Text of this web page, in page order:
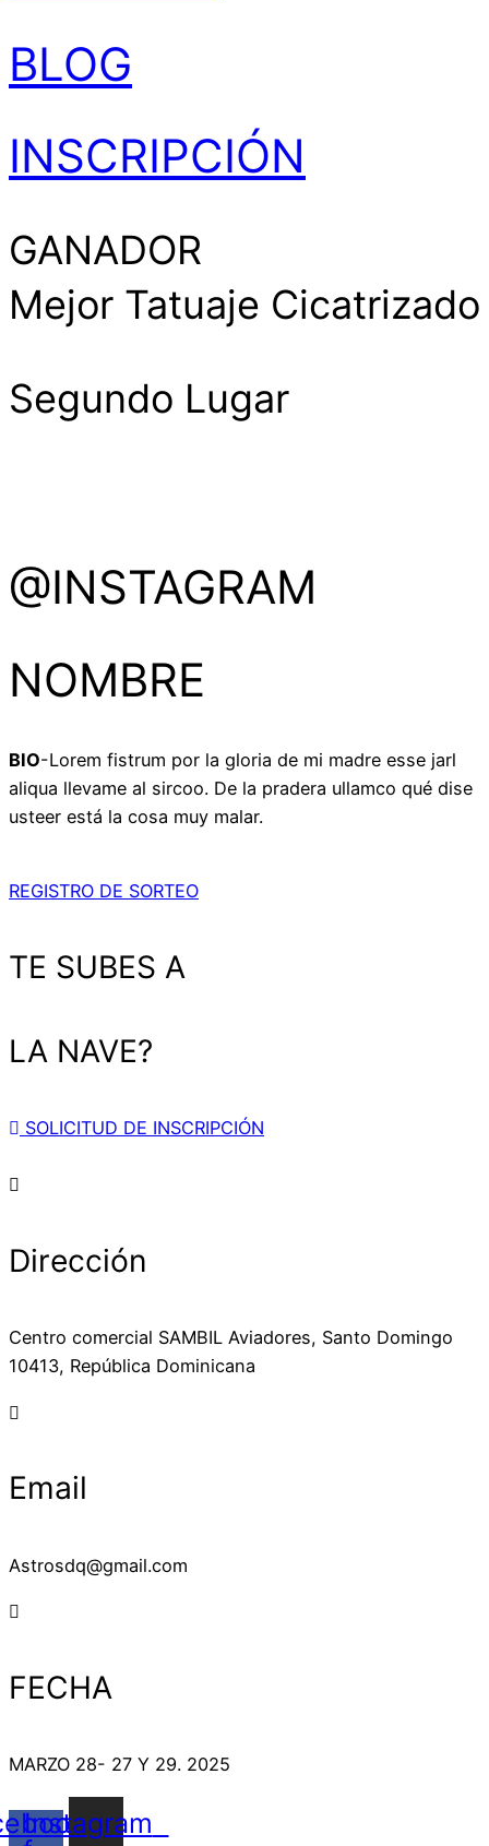
BLOG
INSCRIPCIÓN
GANADOR
Mejor Tatuaje Cicatrizado
Segundo Lugar
@INSTAGRAM
NOMBRE
BIO-Lorem fistrum por la gloria de mi madre esse jarl
aliqua llevame al sircoo. De la pradera ullamco qué dise
usteer está la cosa muy malar.
REGISTRO DE SORTEO
TE SUBES A
LA NAVE?
SOLICITUD DE INSCRIPCIÓN
Dirección
Centro comercial SAMBIL Aviadores, Santo Domingo
10413, República Dominicana
Email
Astrosdq@gmail.com
FECHA
MARZO 28- 27 Y 29. 2025
Instagram